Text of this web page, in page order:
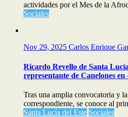
actividades por el Mes de la
Sociales
Nov 29, 2025 Carlos Enrique
Ricardo Revello de Santa
representante de Canelones
Tras una amplia convocatoria y
correspondiente, se conoce al
Santa Lucía del Este Sociales